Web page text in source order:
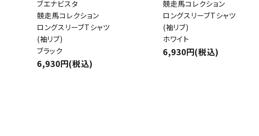
ブエナビスタ
競走馬コレクション
ロングスリーブTシャツ
(袖リブ)
ブラック
6,930円(税込)
競走馬コレクション
ロングスリーブTシャツ
(袖リブ)
ホワイト
6,930円(税込)
キーワード
カテゴリー